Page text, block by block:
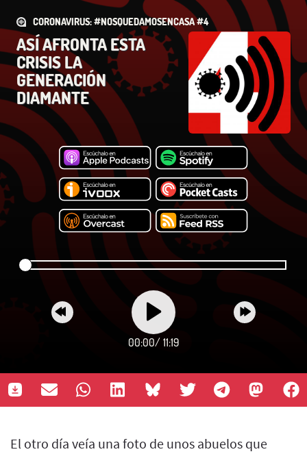
CORONAVIRUS: #NOSQUEDAMOSENCASA #4
ASÍ AFRONTA ESTA
CRISIS LA
GENERACIÓN
DIAMANTE
00:00/ 11:19
El otro día veía una foto de unos abuelos que